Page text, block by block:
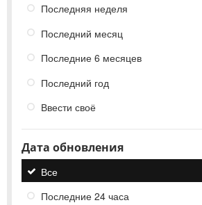
Последняя неделя
Последний месяц
Последние 6 месяцев
Последний год
Ввести своё
Дата обновления
Все
Последние 24 часа